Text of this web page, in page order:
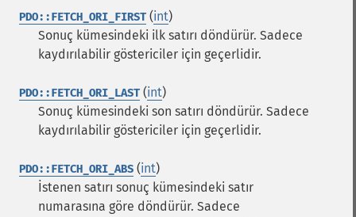
PDO::FETCH_ORI_FIRST (int)
Sonuç kümesindeki ilk satırı döndürür. Sadece
kaydırılabilir göstericiler için geçerlidir.
PDO::FETCH_ORI_LAST (int)
Sonuç kümesindeki son satırı döndürür. Sadece
kaydırılabilir göstericiler için geçerlidir.
PDO::FETCH_ORI_ABS (int)
İstenen satırı sonuç kümesindeki satır
numarasına göre döndürür. Sadece